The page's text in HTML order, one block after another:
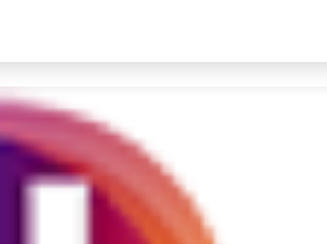
Terakhir yang dicari